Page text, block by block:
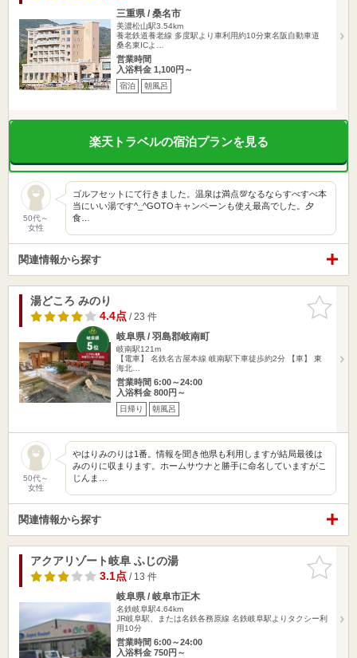
三重県 / 桑名市
美濃松山駅3.54km
養老鉄道養老線 多度駅より車利用約10分東名阪自動車道
桑名東ICよ…
営業時間
入浴料金 1,100円～
宿泊 朝風呂
楽天トラベルの宿泊プランを見る
50代～
女性
ゴルフセットにて行きました。温泉は満点💯なるならすべすべ本
当にいい湯です^_^GOTOキャンペーンも使え最高でした。夕
食…
関連情報から探す
お気に入
りに追加
湯どころ みのり
4.4点/ 23 件
岐阜県 / 羽島郡岐南町
岐南駅121m
【電車】 名鉄名古屋本線 岐南駅下車徒歩約2分 【車】 東
海北…
営業時間 6:00～24:00
入浴料金 800円～
日帰り 朝風呂
50代～
女性
やはりみのりは1番。情報を聞き他県も利用しますが結局最後は
みのりに収まります。ホームサウナと勝手に命名していますがこ
じんま…
関連情報から探す
お気に入
りに追加
アクアリゾート岐阜 ふじの湯
3.1点/ 13 件
岐阜県 / 岐阜市正木
名鉄岐阜駅4.64km
JR岐阜駅、または名鉄各務原線 名鉄岐阜駅よりタクシー利
用10分
営業時間 6:00～24:00
入浴料金 750円～